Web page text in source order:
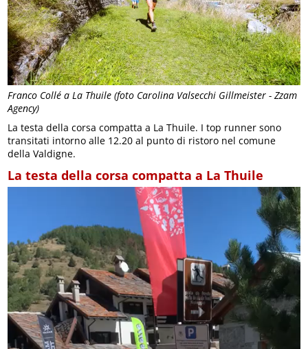
Franco Collé a La Thuile (foto Carolina Valsecchi Gillmeister - Zzam
Agency)
La testa della corsa compatta a La Thuile. I top runner sono
transitati intorno alle 12.20 al punto di ristoro nel comune
della Valdigne.
La testa della corsa compatta a La Thuile